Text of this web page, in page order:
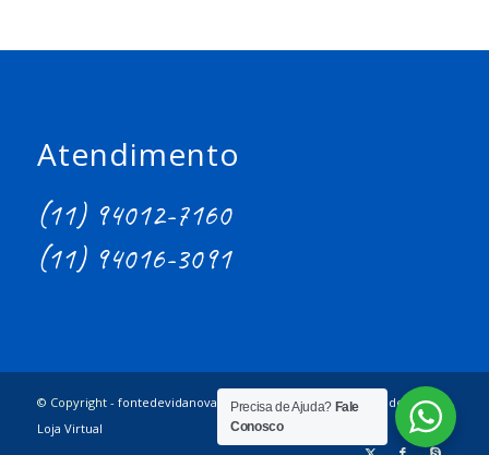
Atendimento
(11) 94012-7160
(11) 94016-3091
© Copyright - fontedevidanovaera- Criado porW3B Criação de Sites e
Loja Virtual
Precisa de Ajuda? Fale
Conosco